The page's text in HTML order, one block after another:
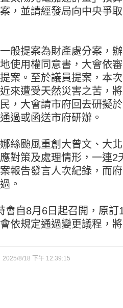
，並請經發局向中央爭
般提案為財產處分案，
使用權同意書，大會依
案。至於議員提案，本
來遭受天然災害之苦，
，大會請市府回去研擬
過或函送市府研辦。
絲颱風重創大曾文、大
對策及處理情形，一連
報告發言人次紀錄，而
。
會自8月6日起召開，原
依規定通過變更議程，
2025/8/18 下午 12:39:15